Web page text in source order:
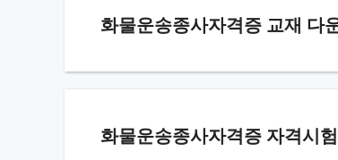
화물운송종사자격증 교재 다
화물운송종사자격증 자격시